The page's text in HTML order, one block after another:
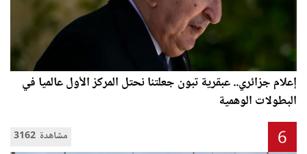
إعلام جزائري.. عبقرية تبون جعلتنا نحتل المركز الأول عالميا في
البطولات الوهمية
3162 مشاهدة 6